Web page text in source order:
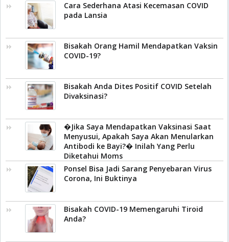
Cara Sederhana Atasi Kecemasan COVID
pada Lansia
Bisakah Orang Hamil Mendapatkan Vaksin
COVID-19?
Bisakah Anda Dites Positif COVID Setelah
Divaksinasi?
�Jika Saya Mendapatkan Vaksinasi Saat
Menyusui, Apakah Saya Akan Menularkan
Antibodi ke Bayi?� Inilah Yang Perlu
Diketahui Moms
Ponsel Bisa Jadi Sarang Penyebaran Virus
Corona, Ini Buktinya
Bisakah COVID-19 Memengaruhi Tiroid
Anda?